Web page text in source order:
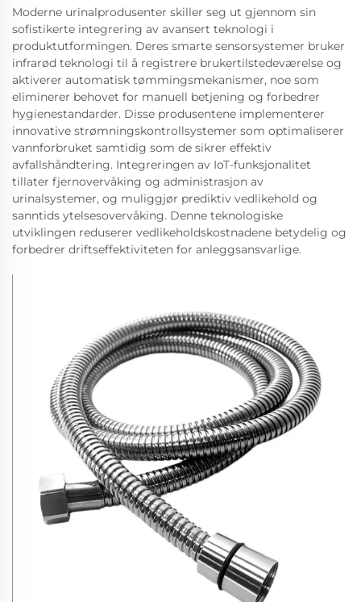
Moderne urinalprodusenter skiller seg ut gjennom sin
sofistikerte integrering av avansert teknologi i
produktutformingen. Deres smarte sensorsystemer bruker
infrarød teknologi til å registrere brukertilstedeværelse og
aktiverer automatisk tømmingsmekanismer, noe som
eliminerer behovet for manuell betjening og forbedrer
hygienestandarder. Disse produsentene implementerer
innovative strømningskontrollsystemer som optimaliserer
vannforbruket samtidig som de sikrer effektiv
avfallshåndtering. Integreringen av IoT-funksjonalitet
tillater fjernovervåking og administrasjon av
urinalsystemer, og muliggjør prediktiv vedlikehold og
sanntids ytelsesovervåking. Denne teknologiske
utviklingen reduserer vedlikeholdskostnadene betydelig og
forbedrer driftseffektiviteten for anleggsansvarlige.